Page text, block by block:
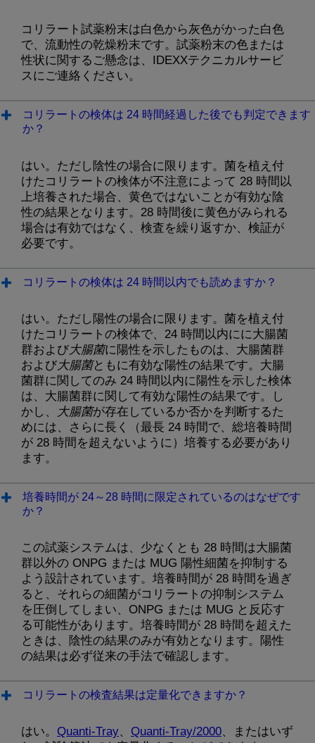
コリラート試薬粉末は白色から灰色がかった白色
で、流動性の乾燥粉末です。試薬粉末の色または
性状に関するご懸念は、IDEXXテクニカルサービ
スにご連絡ください。
コリラートの検体は 24 時間経過した後でも判定できます
か？
はい。ただし陰性の場合に限ります。菌を植え付
けたコリラートの検体が不注意によって 28 時間以
上培養された場合、黄色ではないことが有効な陰
性の結果となります。28 時間後に黄色がみられる
場合は有効ではなく、検査を繰り返すか、検証が
必要です。
コリラートの検体は 24 時間以内でも読めますか？
はい。ただし陽性の場合に限ります。菌を植え付
けたコリラートの検体で、24 時間以内にに大腸菌
群および大腸菌に陽性を示したものは、大腸菌群
および大腸菌ともに有効な陽性の結果です。大腸
菌群に関してのみ 24 時間以内に陽性を示した検体
は、大腸菌群に関して有効な陽性の結果です。し
かし、
大腸菌が存在しているか否かを判断するた
めには、さらに長く（最長 24 時間で、総培養時間
が 28 時間を超えないように）培養する必要があり
ます。
培養時間が 24～28 時間に限定されているのはなぜです
か？
この試薬システムは、少なくとも 28 時間は大腸菌
群以外の ONPG または MUG 陽性細菌を抑制する
よう設計されています。培養時間が 28 時間を過ぎ
ると、それらの細菌がコリラートの抑制システム
を圧倒してしまい、ONPG または MUG と反応す
る可能性があります。培養時間が 28 時間を超えた
ときは、陰性の結果のみが有効となります。陽性
の結果は必ず従来の手法で確認します。
コリラートの検査結果は定量化できますか？
はい。 Quanti-Tray、 Quanti-Tray/2000、またはいず